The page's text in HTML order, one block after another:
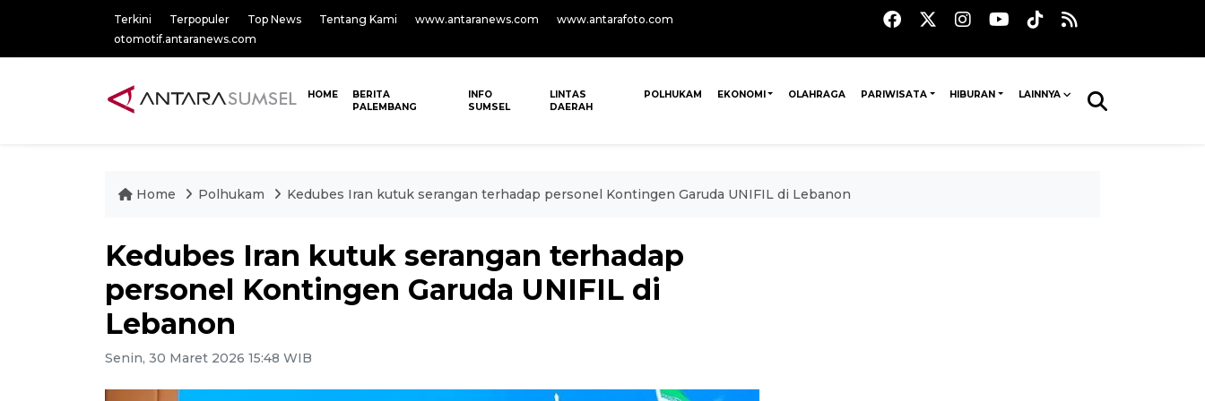
Terkini Terpopuler Top News Tentang Kami www.antaranews.com
www.antarafoto.com
otomotif.antaranews.com
HOME
BERITA
PALEMBANG
INFO
SUMSEL
LINTAS
DAERAH
POLHUKAM EKONOMI OLAHRAGA PARIWISATA HIBURAN LAINNYA
Home Polhukam Kedubes Iran kutuk serangan terhadap personel Kontingen Garuda UNIFIL di Lebanon
Kedubes Iran kutuk serangan terhadap
personel Kontingen Garuda UNIFIL di
Lebanon
Senin, 30 Maret 2026 15:48 WIB